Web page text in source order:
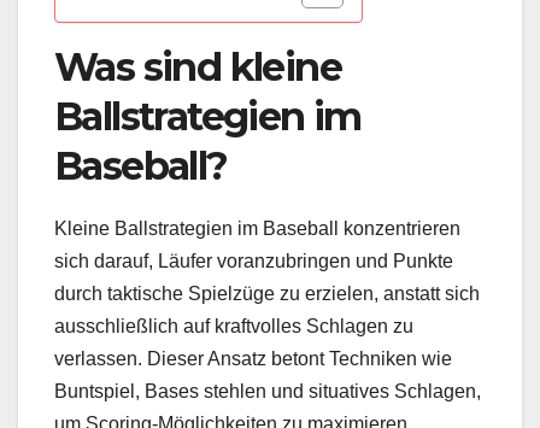
Was sind kleine
Ballstrategien im
Baseball?
Kleine Ballstrategien im Baseball konzentrieren
sich darauf, Läufer voranzubringen und Punkte
durch taktische Spielzüge zu erzielen, anstatt sich
ausschließlich auf kraftvolles Schlagen zu
verlassen. Dieser Ansatz betont Techniken wie
Buntspiel, Bases stehlen und situatives Schlagen,
um Scoring-Möglichkeiten zu maximieren.